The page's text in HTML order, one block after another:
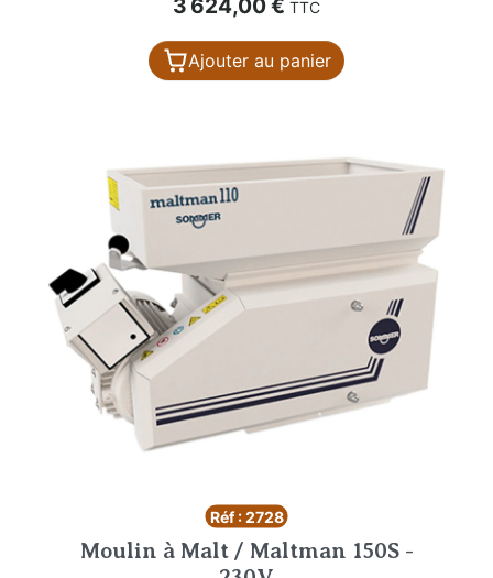
3 624,00 € TTC
Ajouter au panier
Réf : 2728
Moulin à Malt / Maltman 150S -